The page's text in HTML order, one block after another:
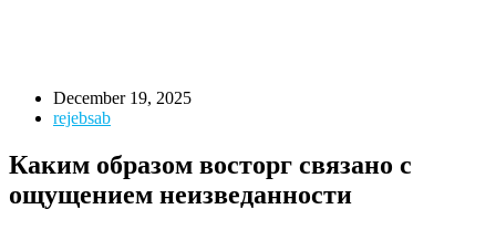
December 19, 2025
rejebsab
Каким образом восторг связано с
ощущением неизведанности